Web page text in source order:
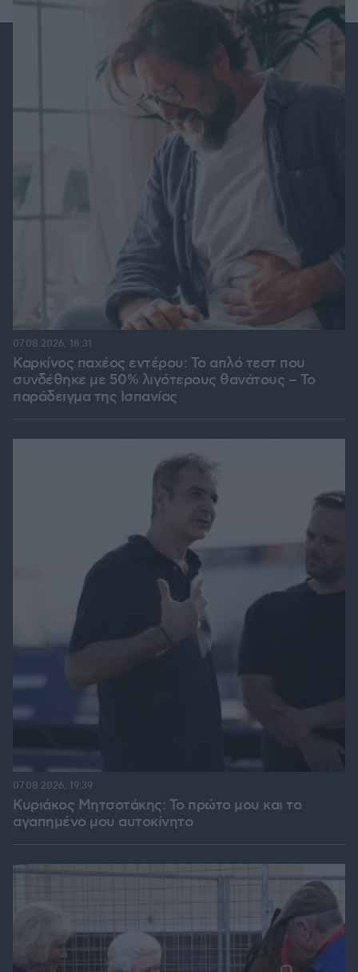
Καρκίνος παχέος εντέρου: Το απλό τεστ που
συνδέθηκε με 50% λιγότερους θανάτους – Το
παράδειγμα της Ισπανίας
07.08.2026, 18:31
Κυριάκος Μητσοτάκης: Το πρώτο μου και το
αγαπημένο μου αυτοκίνητο
07.08.2026, 19:39